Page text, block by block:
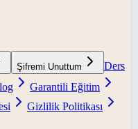
Şifremi Unuttum
Ders
Garantili Eğitim
Gizlilik Politikası